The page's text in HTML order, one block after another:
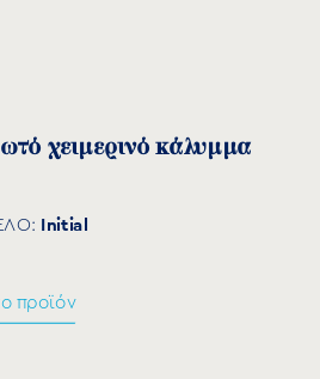
χειμερινό κάλυμμα
Initial
προϊόν